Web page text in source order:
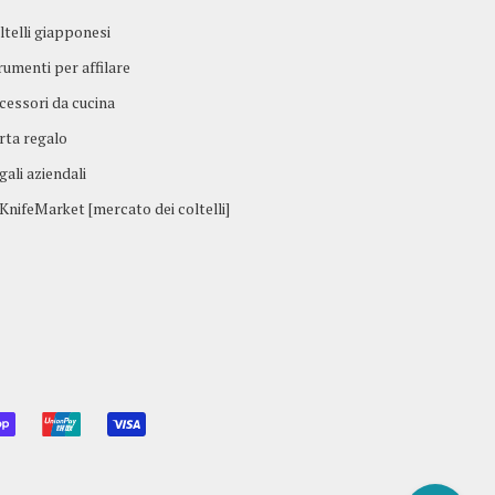
giapponesi
per affilare
da cucina
regalo
aziendali
[mercato dei coltelli]
SHOPIFY
UNIONPAY